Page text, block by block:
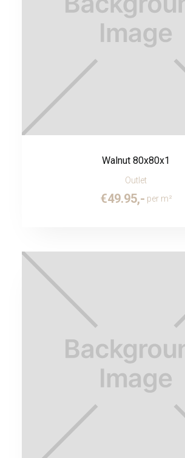
Walnut 80x80x1
Outlet
€49.95,- per m²